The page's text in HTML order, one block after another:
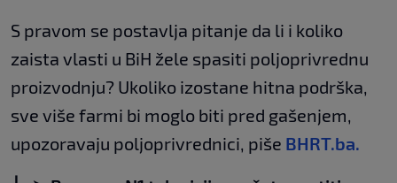
S pravom se postavlja pitanje da li i koliko
zaista vlasti u BiH žele spasiti poljoprivrednu
proizvodnju? Ukoliko izostane hitna podrška,
sve više farmi bi moglo biti pred gašenjem,
upozoravaju poljoprivrednici, piše BHRT.ba.